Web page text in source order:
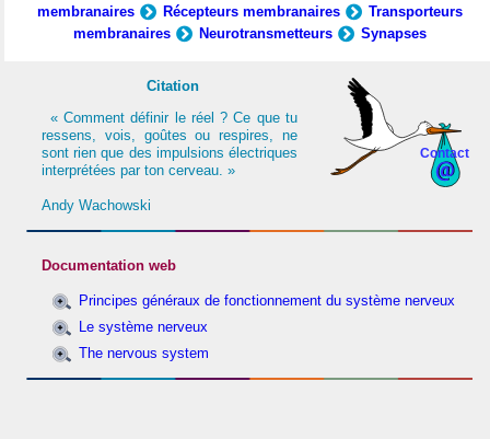
membranaires
Récepteurs membranaires
Transporteurs
membranaires
Neurotransmetteurs Synapses
Contact
Citation
« Comment définir le réel ? Ce que tu
ressens, vois, goûtes ou respires, ne
sont rien que des impulsions électriques
interprétées par ton cerveau. »
Andy Wachowski
Documentation web
Principes généraux de fonctionnement du système nerveux
Le système nerveux
The nervous system